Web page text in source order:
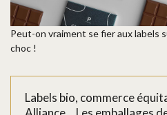
Peut-on vraiment se fier aux labels
choc !
Labels bio, commerce